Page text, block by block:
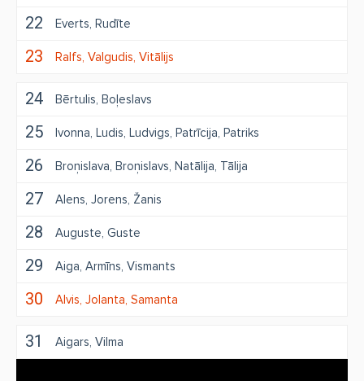
22 Everts Rudīte
23 Ralfs Valgudis Vitālijs
24 Bērtulis Boļeslavs
25 Ivonna Ludis Ludvigs Patrīcija Patriks
26 Broņislava Broņislavs Natālija Tālija
27 Alens Jorens Žanis
28 Auguste Guste
29 Aiga Armīns Vismants
30 Alvis Jolanta Samanta
31 Aigars Vilma